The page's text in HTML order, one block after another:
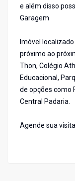
e além disso
Garagem
Imóvel
próximo ao
Thon, Colégio
Educacional,
de opções como
Central Padaria.
Agende sua